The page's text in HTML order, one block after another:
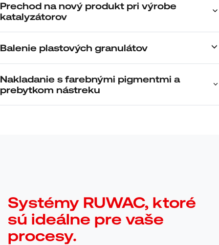
Prechod na nový produkt pri výrobe
katalyzátorov
Balenie plastových granulátov
Nakladanie s farebnými pigmentmi a
prebytkom nástreku
Systémy RUWAC, ktoré
sú ideálne pre vaše
procesy.